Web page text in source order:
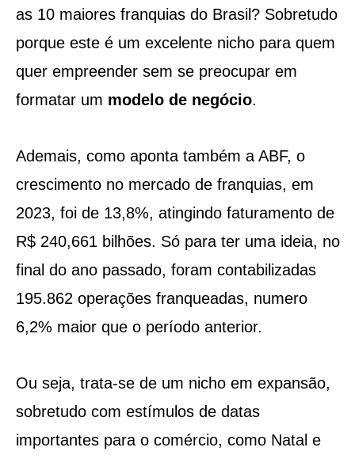
as 10 maiores franquias do Brasil? Sobretudo
porque este é um excelente nicho para quem
quer empreender sem se preocupar em
formatar um modelo de negócio.
Ademais, como aponta também a ABF, o
crescimento no mercado de franquias, em
2023, foi de 13,8%, atingindo faturamento de
R$ 240,661 bilhões. Só para ter uma ideia, no
final do ano passado, foram contabilizadas
195.862 operações franqueadas, numero
6,2% maior que o período anterior.
Ou seja, trata-se de um nicho em expansão,
sobretudo com estímulos de datas
importantes para o comércio, como Natal e